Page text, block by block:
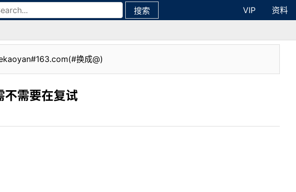
搜索 VIP
资料
换成@)
不需要在复试